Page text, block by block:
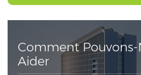
Comment Pouvons-
Aider